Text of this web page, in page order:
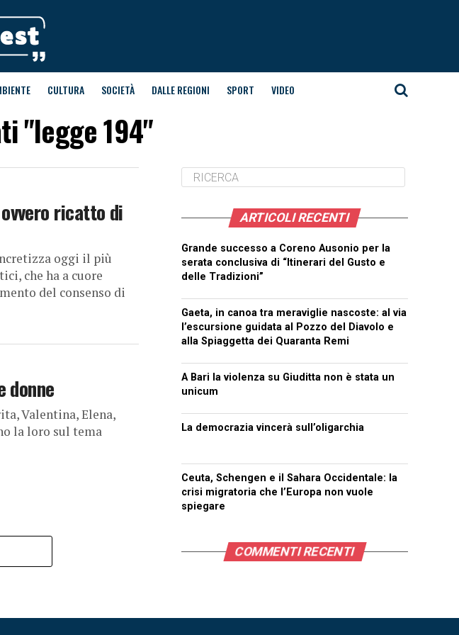
CULTURA SOCIETÀ DALLE REGIONI SPORT VIDEO
"legge 194"
ricatto di
oggi il più
che ha a cuore
del consenso di
donne
Valentina, Elena,
la loro sul tema
ARTICOLI RECENTI
Grande successo a Coreno Ausonio per la
serata conclusiva di “Itinerari del Gusto e
delle Tradizioni”
Gaeta, in canoa tra meraviglie nascoste: al via
l’escursione guidata al Pozzo del Diavolo e
alla Spiaggetta dei Quaranta Remi
A Bari la violenza su Giuditta non è stata un
unicum
La democrazia vincerà sull’oligarchia
Ceuta, Schengen e il Sahara Occidentale: la
crisi migratoria che l’Europa non vuole
spiegare
COMMENTI RECENTI